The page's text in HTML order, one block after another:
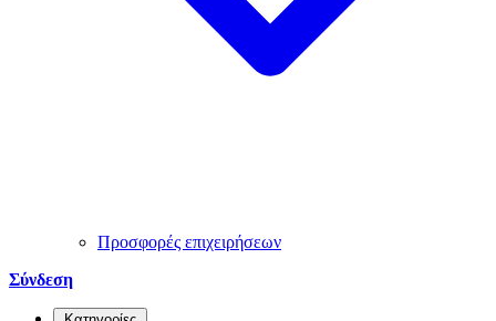
Προσφορές επιχειρήσεων
Σύνδεση